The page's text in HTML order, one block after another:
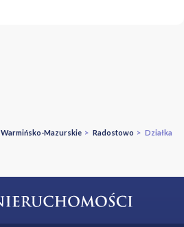
Warmińsko-Mazurskie > Radostowo > Działka